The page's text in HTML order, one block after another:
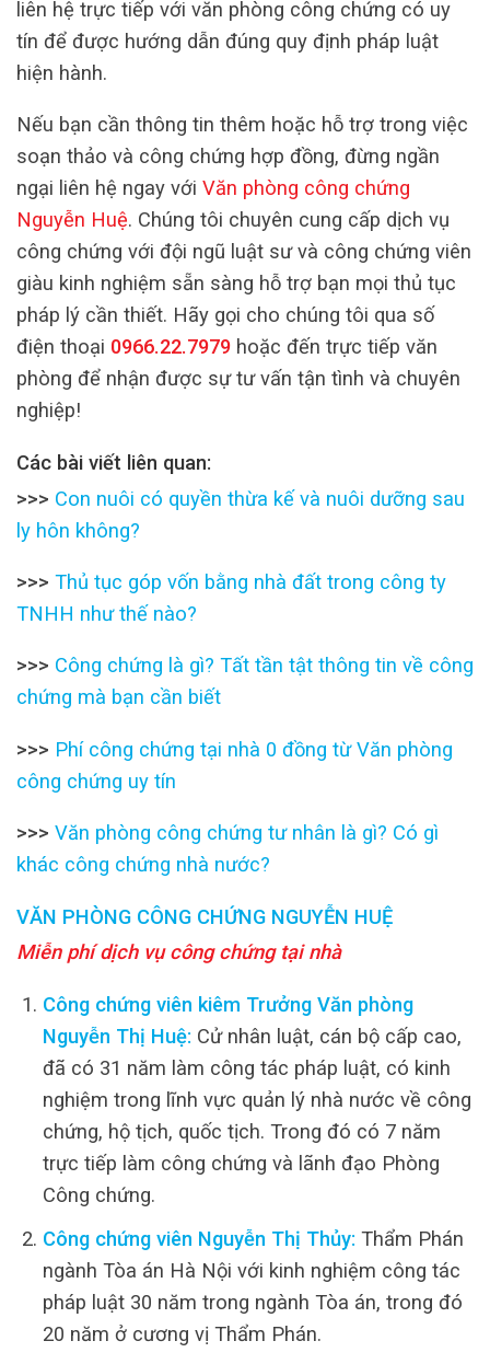
liên hệ trực tiếp với văn phòng công chứng có uy
tín để được hướng dẫn đúng quy định pháp luật
hiện hành.
Nếu bạn cần thông tin thêm hoặc hỗ trợ trong việc
soạn thảo và công chứng hợp đồng, đừng ngần
ngại liên hệ ngay với Văn phòng công chứng
Nguyễn Huệ. Chúng tôi chuyên cung cấp dịch vụ
công chứng với đội ngũ luật sư và công chứng viên
giàu kinh nghiệm sẵn sàng hỗ trợ bạn mọi thủ tục
pháp lý cần thiết. Hãy gọi cho chúng tôi qua số
điện thoại 0966.22.7979 hoặc đến trực tiếp văn
phòng để nhận được sự tư vấn tận tình và chuyên
nghiệp!
Các bài viết liên quan:
>>> Con nuôi có quyền thừa kế và nuôi dưỡng sau
ly hôn không?
>>> Thủ tục góp vốn bằng nhà đất trong công ty
TNHH như thế nào?
>>> Công chứng là gì? Tất tần tật thông tin về công
chứng mà bạn cần biết
>>> Phí công chứng tại nhà 0 đồng từ Văn phòng
công chứng uy tín
>>> Văn phòng công chứng tư nhân là gì? Có gì
khác công chứng nhà nước?
VĂN PHÒNG CÔNG CHỨNG NGUYỄN HUỆ
Miễn phí dịch vụ công chứng tại nhà
Công chứng viên kiêm Trưởng Văn phòng
Nguyễn Thị Huệ: Cử nhân luật, cán bộ cấp cao,
đã có 31 năm làm công tác pháp luật, có kinh
nghiệm trong lĩnh vực quản lý nhà nước về công
chứng, hộ tịch, quốc tịch. Trong đó có 7 năm
trực tiếp làm công chứng và lãnh đạo Phòng
Công chứng.
Công chứng viên Nguyễn Thị Thủy: Thẩm Phán
ngành Tòa án Hà Nội với kinh nghiệm công tác
pháp luật 30 năm trong ngành Tòa án, trong đó
20 năm ở cương vị Thẩm Phán.